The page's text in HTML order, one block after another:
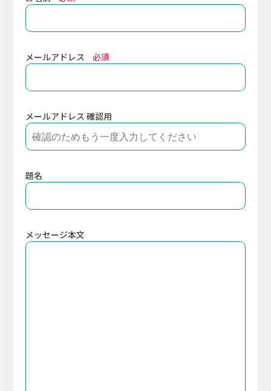
メールアドレス 必須
メールアドレス確認用
題名
メッセージ本文